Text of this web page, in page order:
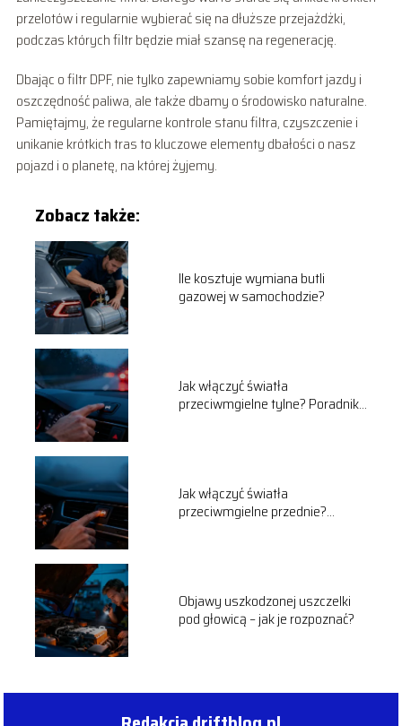
przelotów i regularnie wybierać się na dłuższe przejażdżki,
podczas których filtr będzie miał szansę na regenerację.
Dbając o filtr DPF, nie tylko zapewniamy sobie komfort jazdy i
oszczędność paliwa, ale także dbamy o środowisko naturalne.
Pamiętajmy, że regularne kontrole stanu filtra, czyszczenie i
unikanie krótkich tras to kluczowe elementy dbałości o nasz
pojazd i o planetę, na której żyjemy.
Zobacz także:
Ile kosztuje wymiana butli
gazowej w samochodzie?
Jak włączyć światła
przeciwmgielne tylne? Poradnik
Jak włączyć światła
przeciwmgielne przednie?
Objawy uszkodzonej uszczelki
pod głowicą – jak je rozpoznać?